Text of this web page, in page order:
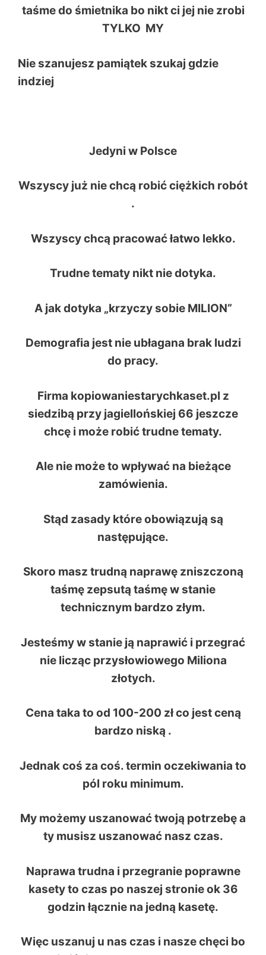
taśme do śmietnika bo nikt ci jej nie zrobi
TYLKO MY
Nie szanujesz pamiątek szukaj gdzie
indziej
Jedyni w Polsce
Wszyscy już nie chcą robić ciężkich robót
.
Wszyscy chcą pracować łatwo lekko.
Trudne tematy nikt nie dotyka.
A jak dotyka „krzyczy sobie MILION”
Demografia jest nie ubłagana brak ludzi
do pracy.
Firma kopiowaniestarychkaset.pl z
siedzibą przy jagiellońskiej 66 jeszcze
chcę i może robić trudne tematy.
Ale nie może to wpływać na bieżące
zamówienia.
Stąd zasady które obowiązują są
następujące.
Skoro masz trudną naprawę zniszczoną
taśmę zepsutą taśmęw stanie
technicznym bardzo złym.
Jesteśmy w stanie ją naprawić i przegrać
nie licząc przysłowiowego Miliona
złotych.
Cena taka to od 100-200 złco jest ceną
bardzo niską .
Jednak coś za coś. termin oczekiwania to
pól roku minimum.
My możemy uszanować twoją potrzebę a
ty musisz uszanować nasz czas.
Naprawa trudna i przegranie poprawne
kasety to czas po naszej stronie ok 36
godzin łącznie na jedną kasetę.
Więc uszanuj u nas czas i nasze chęci bo